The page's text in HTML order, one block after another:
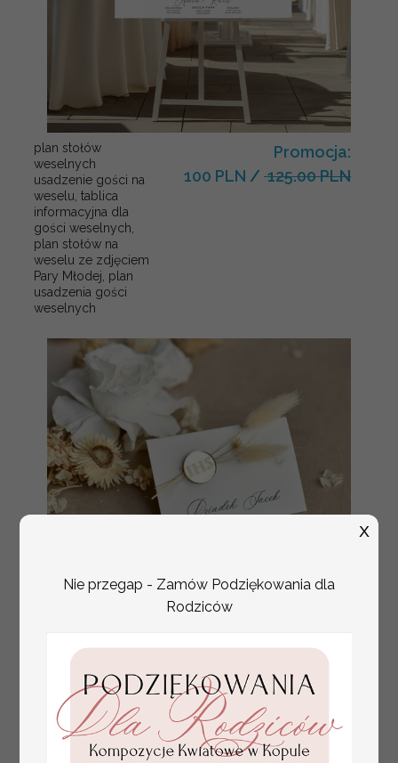
plan stołów
weselnych
usadzenie gości na
weselu, tablica
informacyjna dla
gości weselnych,
plan stołów na
weselu ze zdjęciem
Pary Młodej, plan
usadzenia gości
weselnych
Promocja:
100 PLN / 125.00 PLN
złote winietki na komunię, winietka
Nie przegap - Zamów Podziękowania dla
Rodziców
X